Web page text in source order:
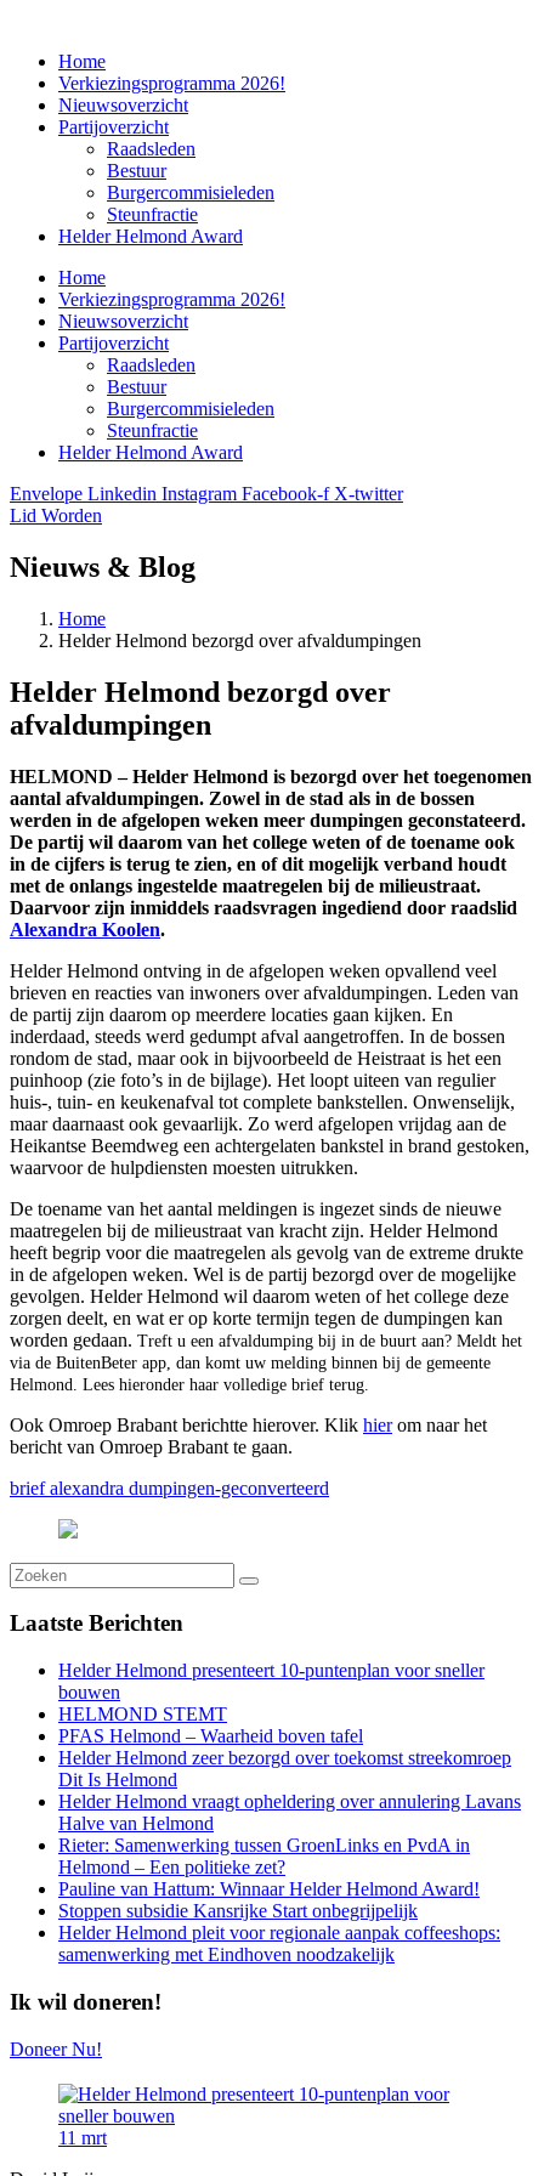
Home
Verkiezingsprogramma 2026!
Nieuwsoverzicht
Partijoverzicht
Raadsleden
Bestuur
Burgercommisieleden
Steunfractie
Helder Helmond Award
Home
Verkiezingsprogramma 2026!
Nieuwsoverzicht
Partijoverzicht
Raadsleden
Bestuur
Burgercommisieleden
Steunfractie
Helder Helmond Award
Envelope Linkedin Instagram Facebook-f X-twitter
Lid Worden
Nieuws & Blog
Home
Helder Helmond bezorgd over afvaldumpingen
Helder Helmond bezorgd over
afvaldumpingen
HELMOND – Helder Helmond is bezorgd over het toegenomen
aantal afvaldumpingen. Zowel in de stad als in de bossen
werden in de afgelopen weken meer dumpingen geconstateerd.
De partij wil daarom van het college weten of de toename ook
in de cijfers is terug te zien, en of dit mogelijk verband houdt
met de onlangs ingestelde maatregelen bij de milieustraat.
Daarvoor zijn inmiddels raadsvragen ingediend door raadslid
Alexandra Koolen.
Helder Helmond ontving in de afgelopen weken opvallend veel
brieven en reacties van inwoners over afvaldumpingen. Leden van
de partij zijn daarom op meerdere locaties gaan kijken. En
inderdaad, steeds werd gedumpt afval aangetroffen. In de bossen
rondom de stad, maar ook in bijvoorbeeld de Heistraat is het een
puinhoop (zie foto’s in de bijlage). Het loopt uiteen van regulier
huis-, tuin- en keukenafval tot complete bankstellen. Onwenselijk,
maar daarnaast ook gevaarlijk. Zo werd afgelopen vrijdag aan de
Heikantse Beemdweg een achtergelaten bankstel in brand gestoken,
waarvoor de hulpdiensten moesten uitrukken.
De toename van het aantal meldingen is ingezet sinds de nieuwe
maatregelen bij de milieustraat van kracht zijn. Helder Helmond
heeft begrip voor die maatregelen als gevolg van de extreme drukte
in de afgelopen weken. Wel is de partij bezorgd over de mogelijke
gevolgen. Helder Helmond wil daarom weten of het college deze
zorgen deelt, en wat er op korte termijn tegen de dumpingen kan
worden gedaan. Treft u een afvaldumping bij in de buurt aan? Meldt het
via de BuitenBeter app, dan komt uw melding binnen bij de gemeente
Helmond. Lees hieronder haar volledige brief terug.
Ook Omroep Brabant berichtte hierover. Klik hierom naar het
bericht van Omroep Brabant te gaan.
brief alexandra dumpingen-geconverteerd
Laatste Berichten
Helder Helmond presenteert 10-puntenplan voor sneller
bouwen
HELMOND STEMT
PFAS Helmond – Waarheid boven tafel
Helder Helmond zeer bezorgd over toekomst streekomroep
Dit Is Helmond
Helder Helmond vraagt opheldering over annulering Lavans
Halve van Helmond
Rieter: Samenwerking tussen GroenLinks en PvdA in
Helmond – Een politieke zet?
Pauline van Hattum: Winnaar Helder Helmond Award!
Stoppen subsidie Kansrijke Start onbegrijpelijk
Helder Helmond pleit voor regionale aanpak coffeeshops:
samenwerking met Eindhoven noodzakelijk
Ik wil doneren!
Doneer Nu!
11 mrt